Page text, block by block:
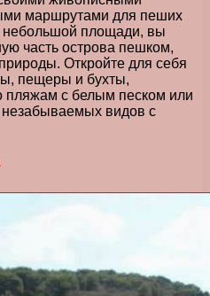
маршрутами для пеших
небольшой площади, вы
часть острова пешком,
Откройте для себя
пещеры и бухты,
пляжам с белым песком или
видов с